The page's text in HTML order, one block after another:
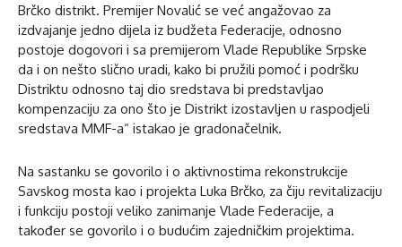
Brčko distrikt. Premijer Novalić se već angažovao za
izdvajanje jedno dijela iz budžeta Federacije, odnosno
postoje dogovori i sa premijerom Vlade Republike Srpske
da i on nešto slično uradi, kako bi pružili pomoć i podršku
Distriktu odnosno taj dio sredstava bi predstavljao
kompenzaciju za ono što je Distrikt izostavljen u raspodjeli
sredstava MMF-a“ istakao je gradonačelnik.
Na sastanku se govorilo i o aktivnostima rekonstrukcije
Savskog mosta kao i projekta Luka Brčko, za čiju revitalizaciju
i funkciju postoji veliko zanimanje Vlade Federacije, a
također se govorilo i o budućim zajedničkim projektima.